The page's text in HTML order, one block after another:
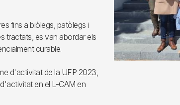
fins a biòlegs, patòlegs i
tractats, es van abordar els
curable.
d'activitat de la UFP 2023,
en el L-CAM en